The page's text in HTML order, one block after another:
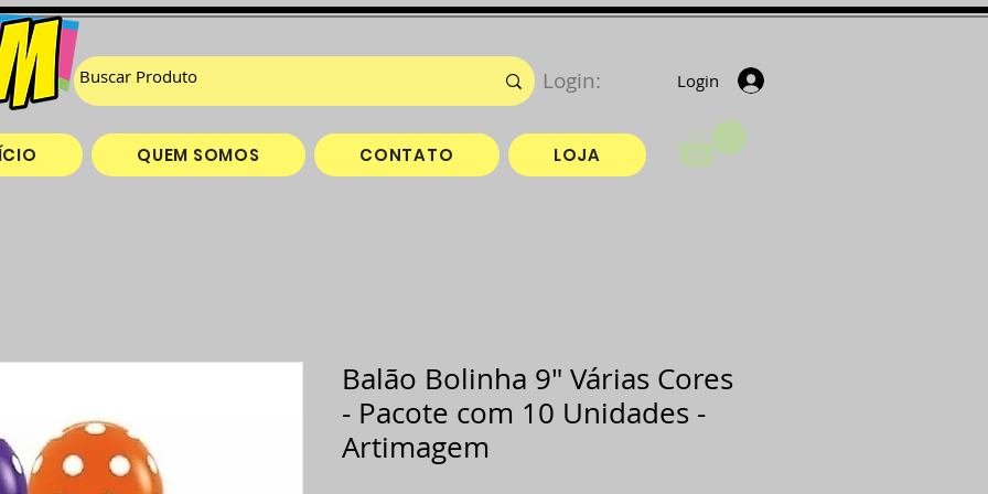
Login
QUEM SOMOS CONTATO LOJA
Login:
Balão Bolinha 9" Várias Cores
- Pacote com 10 Unidades -
Artimagem